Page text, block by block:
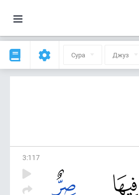
Сура Джуз
3:117